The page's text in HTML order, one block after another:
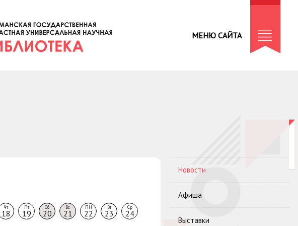
МЕНЮ САЙТА
Чт
18
Пт
19
Сб
20
Вс
21
ПН
22
Вт
23
Ср
24
Новости
Афиша
Выставки